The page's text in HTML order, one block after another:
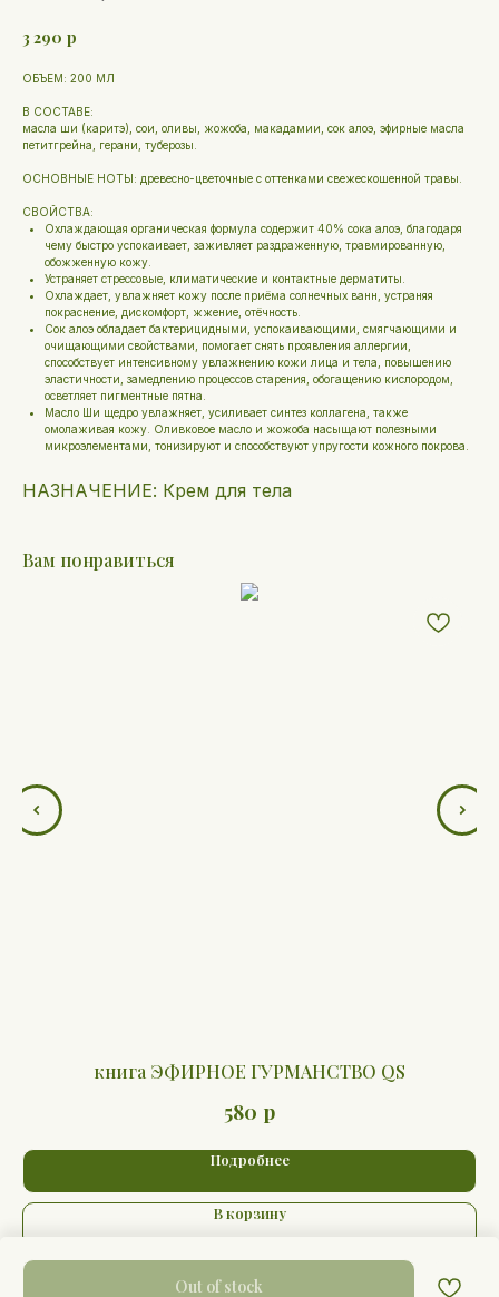
3 290 р
Out of stock
ОБЪЕМ: 200 МЛ
В СОСТАВЕ:
масла ши (каритэ), сои, оливы, жожоба, макадамии, сок алоэ, эфирные масла
петитгрейна, герани, туберозы.
ОСНОВНЫЕ НОТЫ: древесно-цветочные с оттенками свежескошенной травы.
СВОЙСТВА:
Охлаждающая органическая формула содержит 40% сока алоэ, благодаря
чему быстро успокаивает, заживляет раздраженную, травмированную,
обожженную кожу.
Устраняет стрессовые, климатические и контактные дерматиты.
Охлаждает, увлажняет кожу после приёма солнечных ванн, устраняя
покраснение, дискомфорт, жжение, отёчность.
Сок алоэ обладает бактерицидными, успокаивающими, смягчающими и
очищающими свойствами, помогает снять проявления аллергии,
способствует интенсивному увлажнению кожи лица и тела, повышению
эластичности, замедлению процессов старения, обогащению кислородом,
осветляет пигментные пятна.
Масло Ши щедро увлажняет, усиливает синтез коллагена, также
омолаживая кожу. Оливковое масло и жожоба насыщают полезными
микроэлементами, тонизируют и способствуют упругости кожного покрова.
НАЗНАЧЕНИЕ: Крем для тела
Вам понравиться
книга ЭФИРНОЕ ГУРМАНСТВО QS
580 р
Подробнее
В корзину